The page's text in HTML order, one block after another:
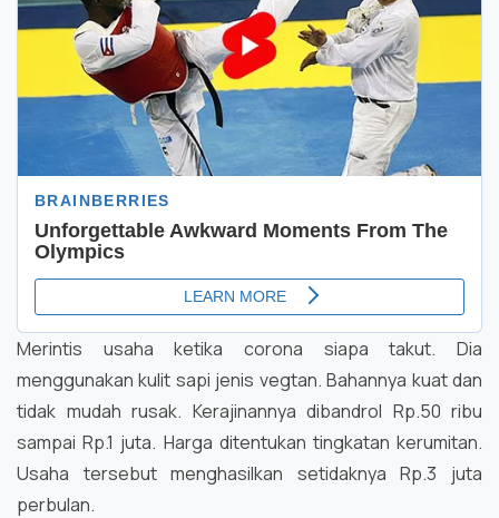
Merintis usaha ketika corona siapa takut. Dia
menggunakan kulit sapi jenis vegtan. Bahannya kuat dan
tidak mudah rusak. Kerajinannya dibandrol Rp.50 ribu
sampai Rp.1 juta. Harga ditentukan tingkatan kerumitan.
Usaha tersebut menghasilkan setidaknya Rp.3 juta
perbulan.